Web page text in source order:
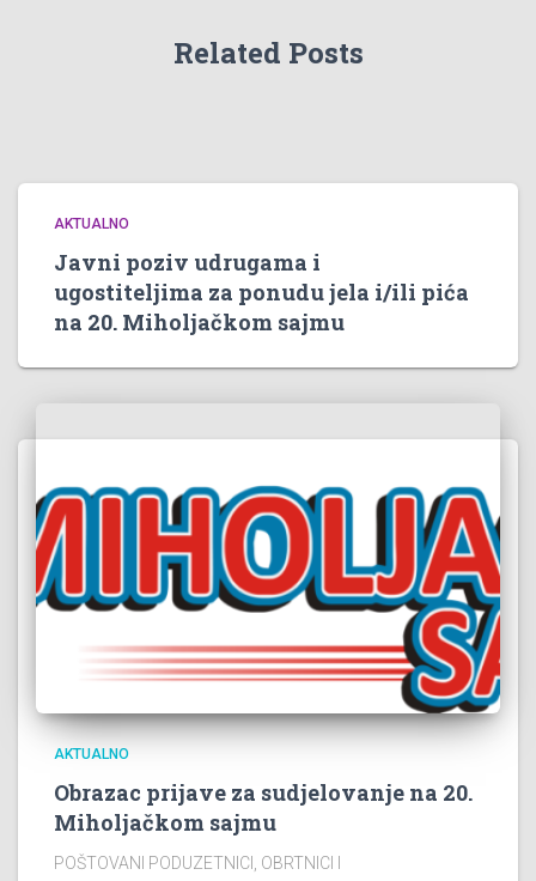
Related Posts
AKTUALNO
Javni poziv udrugama i
ugostiteljima za ponudu jela i/ili pića
na 20. Miholjačkom sajmu
AKTUALNO
Obrazac prijave za sudjelovanje na 20.
Miholjačkom sajmu
POŠTOVANI PODUZETNICI, OBRTNICI I